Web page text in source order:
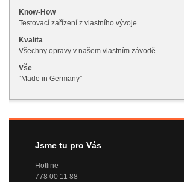
Know-How
Testovací zařízení z vlastního vývoje
Kvalita
Všechny opravy v našem vlastním závodě
Vše
“Made in Germany”
Jsme tu pro Vás
Hotline
778 00 11 88